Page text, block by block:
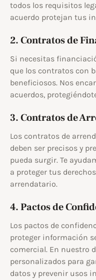
todos los requisitos
acuerdo protejan tus
2. Contratos de
Si necesitas
que los contratos con
beneficiosos. Nos
acuerdos,
3. Contratos de
Los contratos de
deben ser precisos y
pueda surgir. Te
a proteger tus
arrendatario.
4. Pactos de
Los pactos de
proteger información
comercial. En nuestro
personalizados para
datos y prevenir usos